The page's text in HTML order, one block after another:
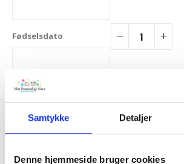
Samtykke Detaljer
Denne hjemmeside bruger cookies
Fødselsdato
TILFØJ TIL KURV
Tilføj til Ønskeskyen